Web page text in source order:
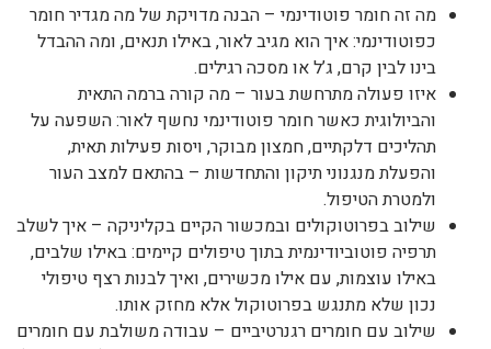
מה זה חומר פוטודינמי – הבנה מדויקת של מה מגדיר חומר
כפוטודינמי: איך הוא מגיב לאור, באילו תנאים, ומה ההבדל
בינו לבין קרם, ג’ל או מסכה רגילים.
איזו פעולה מתרחשת בעור – מה קורה ברמה התאית
והביולוגית כאשר חומר פוטודינמי נחשף לאור: השפעה על
תהליכים דלקתיים, חמצון מבוקר, ויסות פעילות תאית,
והפעלת מנגנוני תיקון והתחדשות – בהתאם למצב העור
ולמטרת הטיפול.
שילוב בפרוטוקולים ובמכשור הקיים בקליניקה – איך לשלב
תרפיה פוטוביודינמית בתוך טיפולים קיימים: באילו שלבים,
באילו עוצמות, עם אילו מכשירים, ואיך לבנות רצף טיפולי
נכון שלא מתנגש בפרוטוקול אלא מחזק אותו.
שילוב עם חומרים רגנרטיביים – עבודה משולבת עם חומרים